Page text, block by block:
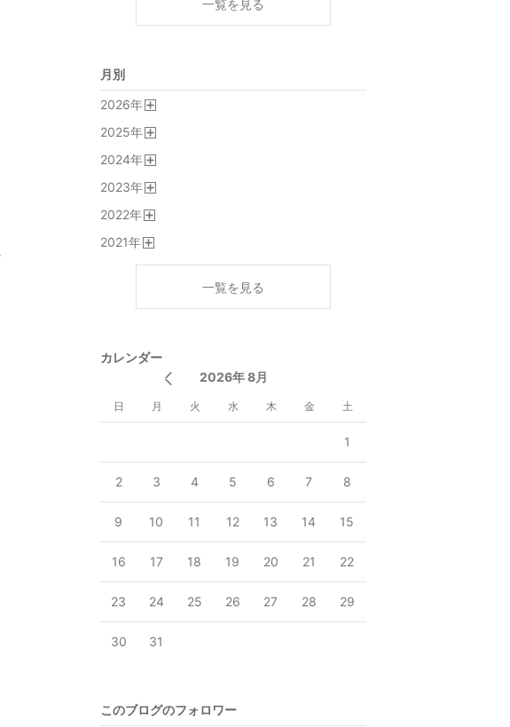
一覧を見る
月別
2026年
2025年
2024年
2023年
2022年
2021年
一覧を見る
カレンダー
2026年 8月
日 月 火 水 木 金 土
1
2 3 4 5 6 7 8
9 10 11 12 13 14 15
16 17 18 19 20 21 22
23 24 25 26 27 28 29
30 31
このブログのフォロワー